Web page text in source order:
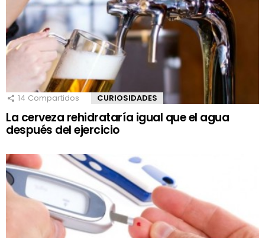
14 Compartidos CURIOSIDADES
La cerveza rehidrataría igual que el agua
después del ejercicio